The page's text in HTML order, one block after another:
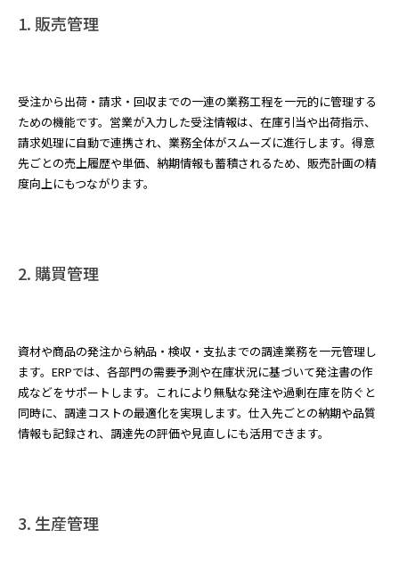
1. 販売管理
受注から出荷・請求・回収までの一連の業務工程を一元的に管理する
ための機能です。営業が入力した受注情報は、在庫引当や出荷指示、
請求処理に自動で連携され、業務全体がスムーズに進行します。得意
先ごとの売上履歴や単価、納期情報も蓄積されるため、販売計画の精
度向上にもつながります。
2. 購買管理
資材や商品の発注から納品・検収・支払までの調達業務を一元管理し
ます。ERPでは、各部門の需要予測や在庫状況に基づいて発注書の作
成などをサポートします。これにより無駄な発注や過剰在庫を防ぐと
同時に、調達コストの最適化を実現します。仕入先ごとの納期や品質
情報も記録され、調達先の評価や見直しにも活用できます。
3. 生産管理